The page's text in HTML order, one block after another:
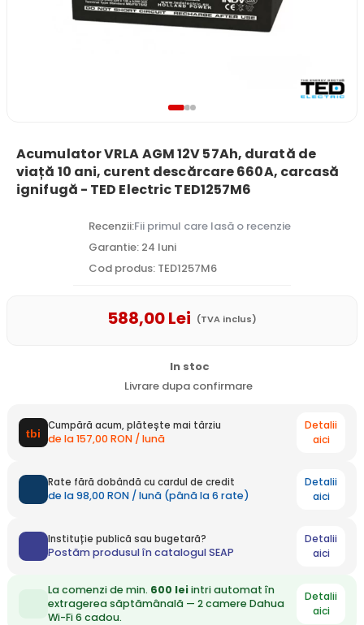
Acumulator VRLA AGM 12V 57Ah, durată de
viață 10 ani, curent descărcare 660A, carcasă
ignifugă - TED Electric TED1257M6
Recenzii:Fii primul care lasă o recenzie
Garantie: 24 luni
Cod produs: TED1257M6
588,00Lei (TVA inclus)
In stoc
Livrare dupa confirmare
Cumpără acum, plătește mai târziu
de la 157,00 RON / lună
Detalii
aici
Rate fără dobândă cu cardul de credit
de la 98,00 RON / lună (până la 6 rate)
Detalii
aici
Instituție publică sau bugetară?
Postăm produsul în catalogul SEAP
Detalii
aici
La comenzi de min. 600 leiintri automat în
extragerea săptămânală — 2 camere Dahua
Wi-Fi 6 cadou.
Detalii
aici